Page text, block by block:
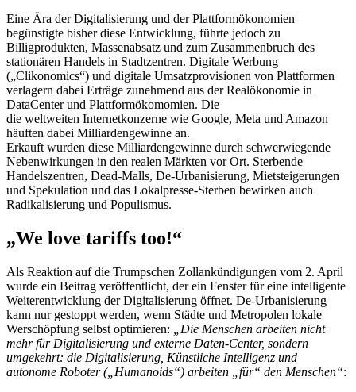
Eine Ära der Digitalisierung und der Plattformökonomien
begünstigte bisher diese Entwicklung, führte jedoch zu
Billigprodukten, Massenabsatz und zum Zusammenbruch des
stationären Handels in Stadtzentren. Digitale Werbung
(„Clikonomics“) und digitale Umsatzprovisionen von Plattformen
verlagern dabei Erträge zunehmend aus der Realökonomie in
DataCenter und Plattformökomomien. Die
die weltweiten Internetkonzerne wie Google, Meta und Amazon
häuften dabei Milliardengewinne an.
Erkauft wurden diese Milliardengewinne durch schwerwiegende
Nebenwirkungen in den realen Märkten vor Ort. Sterbende
Handelszentren, Dead-Malls, De-Urbanisierung, Mietsteigerungen
und Spekulation und das Lokalpresse-Sterben bewirken auch
Radikalisierung und Populismus.
„We love tariffs too!“
Als Reaktion auf die Trumpschen Zollankündigungen vom 2. April
wurde ein Beitrag veröffentlicht, der ein Fenster für eine intelligente
Weiterentwicklung der Digitalisierung öffnet. De-Urbanisierung
kann nur gestoppt werden, wenn Städte und Metropolen lokale
Werschöpfung selbst optimieren:
„Die Menschen arbeiten nicht
mehr für Digitalisierung und externe Daten-Center, sondern
umgekehrt: die Digitalisierung, Künstliche Intelligenz und
autonome Roboter („Humanoids“) arbeiten „für“ den Menschen“: